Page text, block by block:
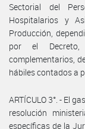
Sectorial del
Hospitalarios y
Producción,
por el
complementarios,
hábiles contados a
ARTÍCULO 3°. - El
resolución
específicas de la